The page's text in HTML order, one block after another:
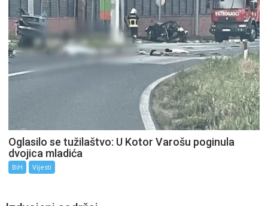
Oglasilo se tužilaštvo: U Kotor Varošu poginula
dvojica mladića
BiH Vijesti